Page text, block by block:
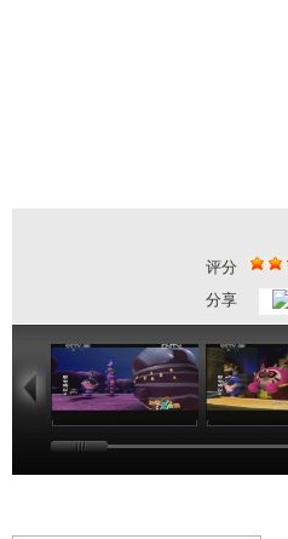
评分
分享
10:48
果宝